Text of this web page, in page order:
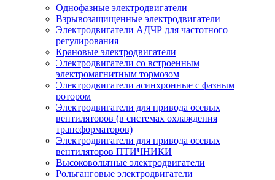
Однофазные электродвигатели
Взрывозащищенные электродвигатели
Электродвигатели АДЧР для частотного
регулирования
Крановые электродвигатели
Электродвигатели со встроенным
электромагнитным тормозом
Электродвигатели асинхронные с фазным
ротором
Электродвигатели для привода осевых
вентиляторов (в системах охлаждения
трансформаторов)
Электродвигатели для привода осевых
вентиляторов ПТИЧНИКИ
Высоковольтные электродвигатели
Рольганговые электродвигатели